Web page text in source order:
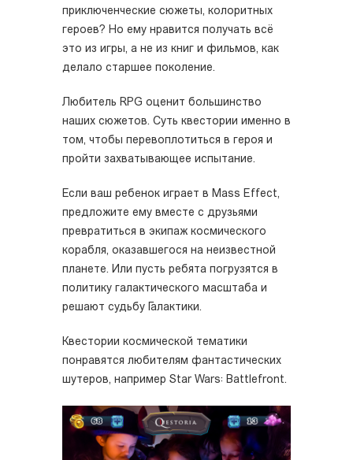
приключенческие сюжеты, колоритных
героев? Но ему нравится получать всё
это из игры, а не из книг и фильмов, как
делало старшее поколение.
Любитель RPG оценит большинство
наших сюжетов. Суть квестории именно в
том, чтобы перевоплотиться в героя и
пройти захватывающее испытание.
Если ваш ребенок играет в Mass Effect,
предложите ему вместе с друзьями
превратиться в экипаж космического
корабля, оказавшегося на неизвестной
планете. Или пусть ребята погрузятся в
политику галактического масштаба и
решают судьбу Галактики.
Квестории космической тематики
понравятся любителям фантастических
шутеров, например Star Wars: Battlefront.